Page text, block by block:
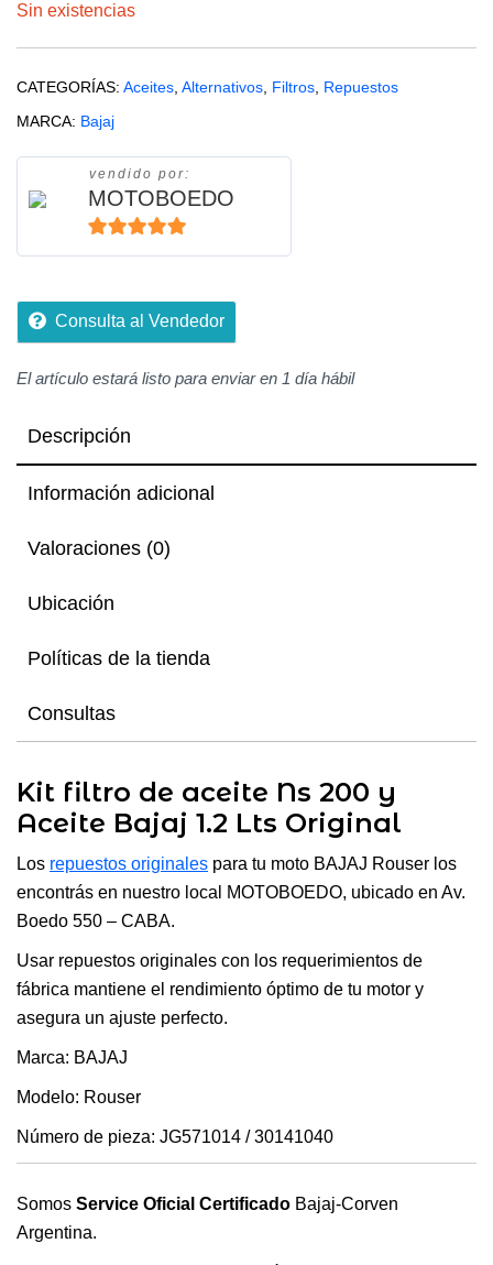
Sin existencias
CATEGORÍAS: Aceites, Alternativos, Filtros, Repuestos
MARCA: Bajaj
vendido por:
MOTOBOEDO
5de 5
Consulta al Vendedor
El artículo estará listo para enviar en 1 día hábil
Descripción
Información adicional
Valoraciones (0)
Ubicación
Políticas de la tienda
Consultas
Kit filtro de aceite Ns 200 y
Aceite Bajaj 1.2 Lts Original
Los repuestos originales para tu moto BAJAJ Rouser los
encontrás en nuestro local MOTOBOEDO, ubicado en Av.
Boedo 550 – CABA.
Usar repuestos originales con los requerimientos de
fábrica mantiene el rendimiento óptimo de tu motor y
asegura un ajuste perfecto.
Marca: BAJAJ
Modelo: Rouser
Número de pieza: JG571014 / 30141040
Somos Service Oficial Certificado Bajaj-Corven
Argentina.